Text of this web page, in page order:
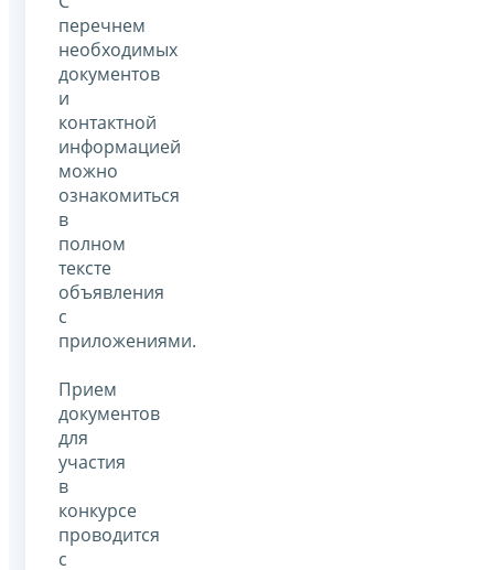
перечнем
необходимых
документов
и
контактной
информацией
можно
ознакомиться
в
полном
тексте
объявления
с
приложениями.
Прием
документов
для
участия
в
конкурсе
проводится
с